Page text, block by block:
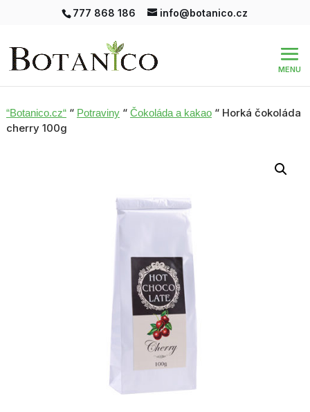
777 868 186 info@botanico.cz
“Botanico.cz““ Potraviny“ Čokoláda a kakao“ Horká čokoláda
cherry 100g